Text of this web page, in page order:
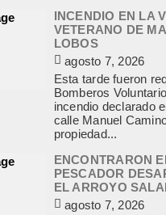
INCENDIO EN LA
VETERANO DE
LOBOS
agosto 7, 2026
Esta tarde fueron
Bomberos
incendio declarado
calle Manuel
propiedad...
ENCONTRARON
PESCADOR
EL ARROYO
agosto 7, 2026